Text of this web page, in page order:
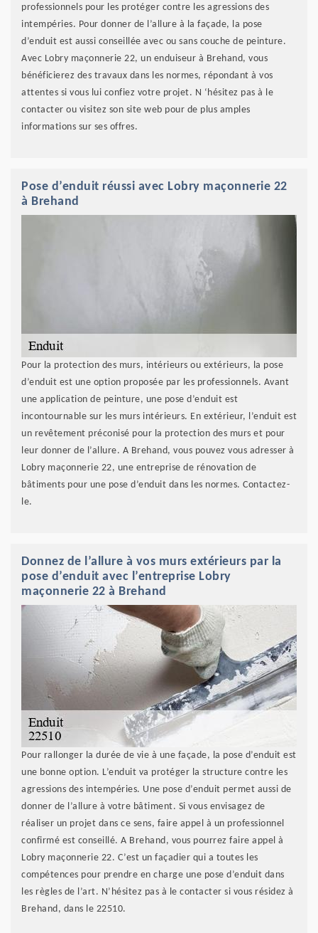
professionnels pour les protéger contre les agressions des
intempéries. Pour donner de l’allure à la façade, la pose
d’enduit est aussi conseillée avec ou sans couche de peinture.
Avec Lobry maçonnerie 22, un enduiseur à Brehand, vous
bénéficierez des travaux dans les normes, répondant à vos
attentes si vous lui confiez votre projet. N ‘hésitez pas à le
contacter ou visitez son site web pour de plus amples
informations sur ses offres.
Pose d’enduit réussi avec Lobry maçonnerie 22
à Brehand
Pour la protection des murs, intérieurs ou extérieurs, la pose
d’enduit est une option proposée par les professionnels. Avant
une application de peinture, une pose d’enduit est
incontournable sur les murs intérieurs. En extérieur, l’enduit est
un revêtement préconisé pour la protection des murs et pour
leur donner de l’allure. A Brehand, vous pouvez vous adresser à
Lobry maçonnerie 22, une entreprise de rénovation de
bâtiments pour une pose d’enduit dans les normes. Contactez-
le.
Donnez de l’allure à vos murs extérieurs par la
pose d’enduit avec l’entreprise Lobry
maçonnerie 22 à Brehand
Pour rallonger la durée de vie à une façade, la pose d’enduit est
une bonne option. L’enduit va protéger la structure contre les
agressions des intempéries. Une pose d’enduit permet aussi de
donner de l’allure à votre bâtiment. Si vous envisagez de
réaliser un projet dans ce sens, faire appel à un professionnel
confirmé est conseillé. A Brehand, vous pourrez faire appel à
Lobry maçonnerie 22. C’est un façadier qui a toutes les
compétences pour prendre en charge une pose d’enduit dans
les règles de l’art. N’hésitez pas à le contacter si vous résidez à
Brehand, dans le 22510.